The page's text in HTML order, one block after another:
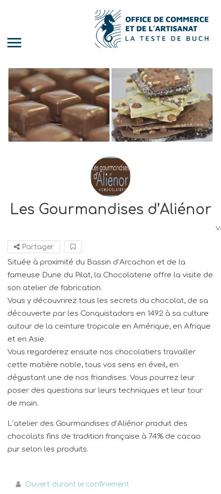
Les Gourmandises d’Aliénor
Partager
Située à proximité du Bassin d’Arcachon et de la
fameuse Dune du Pilat, la Chocolaterie offre la visite de
son atelier de fabrication.
Vous y découvrirez tous les secrets du chocolat, de sa
découverte par les Conquistadors en 1492 à sa culture
autour de la ceinture tropicale en Amérique, en Afrique
et en Asie.
Vous regarderez ensuite nos chocolatiers travailler
cette matière noble, tous vos sens en éveil, en
dégustant une de nos friandises. Vous pourrez leur
poser des questions sur leurs techniques et leur tour
de main.
L’atelier des Gourmandises d’Aliénor produit des
chocolats fins de tradition française à 74% de cacao
pur selon les produits.
Ouvert durant le confinement